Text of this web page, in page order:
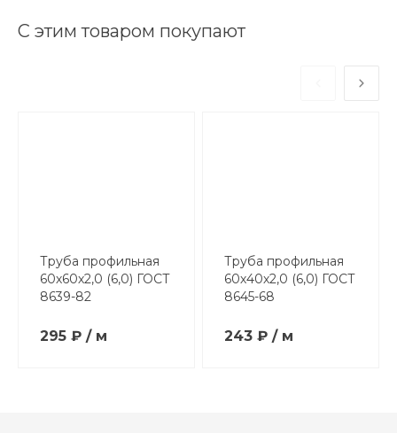
С этим товаром покупают
Труба профильная
60х60х2,0 (6,0) ГОСТ
8639-82
295 ₽ / м
Труба профильная
60х40х2,0 (6,0) ГОСТ
8645-68
243 ₽ / м